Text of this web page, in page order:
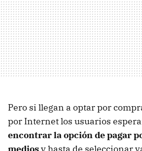
Pero si llegan a optar por
por Internet los usuarios
encontrar la opción de pagar